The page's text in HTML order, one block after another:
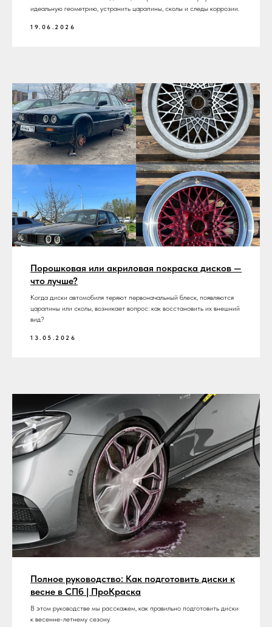
идеальную геометрию, устранить царапины, сколы и следы коррозии.
19.06.2026
Порошковая или акриловая покраска дисков —
что лучше?
Когда диски автомобиля теряют первоначальный блеск, появляются
царапины или сколы, возникает вопрос: как восстановить их внешний
вид?
13.05.2026
Полное руководство: Как подготовить диски к
весне в СПб | ПроКраска
В этом руководстве мы расскажем, как правильно подготовить диски
к весенне-летнему сезону.